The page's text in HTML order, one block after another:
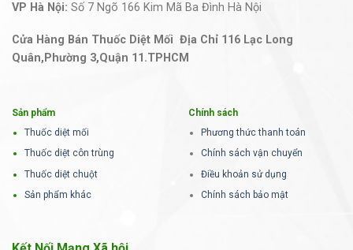
VP Hà Nội: Số 7 Ngõ 166 Kim Mã Ba Đình Hà Nội
Cửa Hàng Bán Thuốc Diệt Mối Địa Chỉ 116 Lạc Long
Quân,Phường 3,Quận 11.TPHCM
Sản phẩm
Thuốc diệt mối
Thuốc diệt côn trùng
Thuốc diệt chuột
Sản phẩm khác
Chính sách
Phương thức thanh toán
Chính sách vận chuyển
Điều khoản sử dụng
Chính sách bảo mật